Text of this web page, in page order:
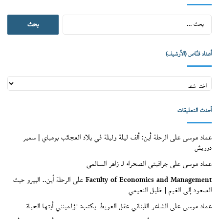
البحث
عن:
أعداد قنّاص (الأرشيف)
أعداد
قنّاص
(الأرشيف)
أحدث التعليقات
عماد موسىعلىالرحلة أين: ألف ليلة وليلة في بلاد العجائب بومباي | سمير
درويش
عماد موسىعلىجرافيتي الصحراء لـ زاهر السالمي
Faculty of Economics and Managementعلىالرحلة أين.. البيرو حيث
الصعود إلى الغيم | خليل النعيمي
عماد موسىعلىالشاعر اللبناني عقل العويط يكتب: تؤلمينني أيتها الحياة